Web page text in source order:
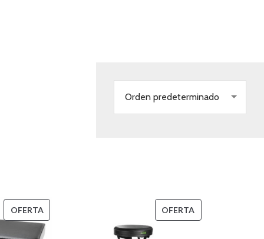
Orden predeterminado
OFERTAPRODUCTO
EN
OFERTA